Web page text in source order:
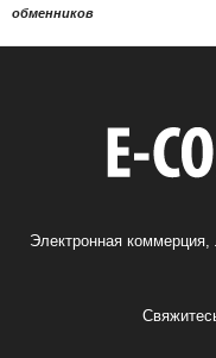
обменников
Электронная коммерция,